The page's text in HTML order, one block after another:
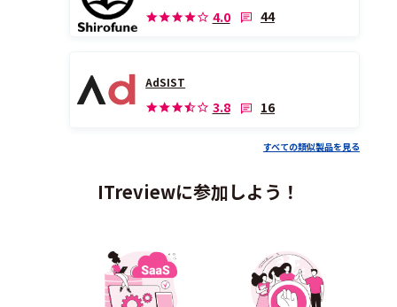
4.0 44
AdSIST
3.8 16
すべての類似製品を見る
ITreviewに参加しよう！